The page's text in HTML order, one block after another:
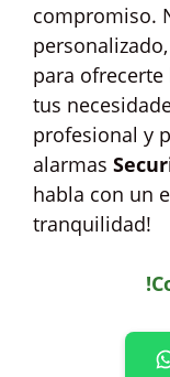
compromiso.
para
tus
profesional y
alarmas
habla con un
tranquilidad!